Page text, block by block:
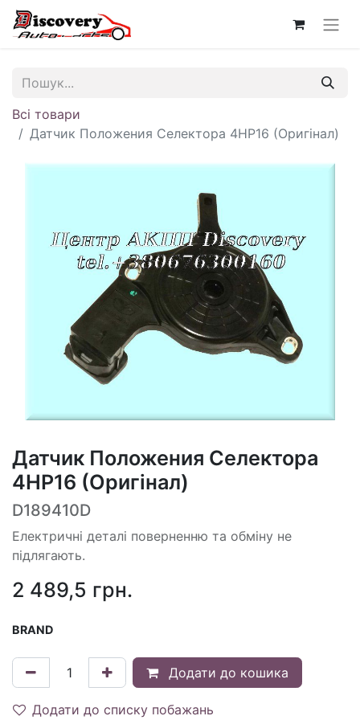
Всі товари
Датчик Положения Селектора 4HP16 (Оригінал)
Датчик Положения Селектора
4HP16 (Оригінал)
D189410D
Електричні деталі поверненню та обміну не
підлягають.
2 489,5 грн.
BRAND
Додати до кошика
Додати до списку побажань